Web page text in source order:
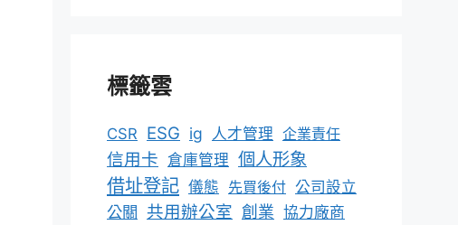
標籤雲
CSR ESG ig 人才管理 企業責任
信用卡 倉庫管理 個人形象
借址登記 儀態 先買後付 公司設立
公關 共用辦公室 創業 協力廠商